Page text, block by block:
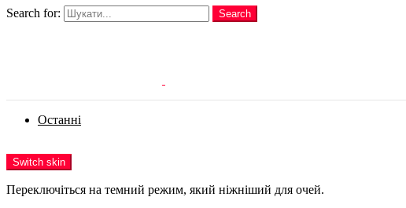
Search for:
Search
Останні
Switch skin
Переключіться на темний режим, який ніжніший для очей.